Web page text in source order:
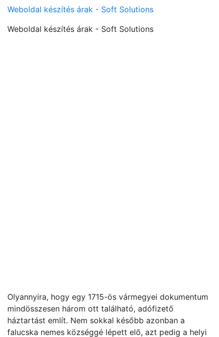
Weboldal készítés árak - Soft Solutions
Weboldal készítés árak - Soft Solutions
Olyannyira, hogy egy 1715-ös vármegyei dokumentum
mindösszesen három ott található, adófizető
háztartást említ. Nem sokkal később azonban a
falucska nemes községgé lépett elő, azt pedig a helyi